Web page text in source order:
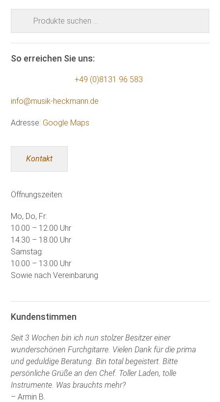
So erreichen Sie uns:
+49 (0)8131 96 583
info@musik-heckmann.de
Adresse: Google Maps
Kontakt
Öffnungszeiten:
Mo, Do, Fr:
10.00 – 12.00 Uhr
14.30 – 18.00 Uhr
Samstag:
10.00 – 13.00 Uhr
Sowie nach Vereinbarung
Kundenstimmen
Seit 3 Wochen bin ich nun stolzer Besitzer einer
wunderschönen Furchgitarre. Vielen Dank für die prima
und geduldige Beratung. Bin total begeistert. Bitte
persönliche Grüße an den Chef. Toller Laden, tolle
Instrumente. Was brauchts mehr?
– Armin B.